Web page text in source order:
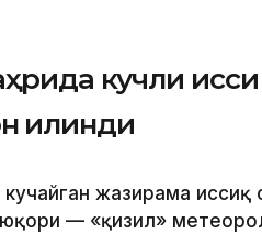
кучли иссиқ
қилинди
жазирама иссиқ
юқори — «қизил»